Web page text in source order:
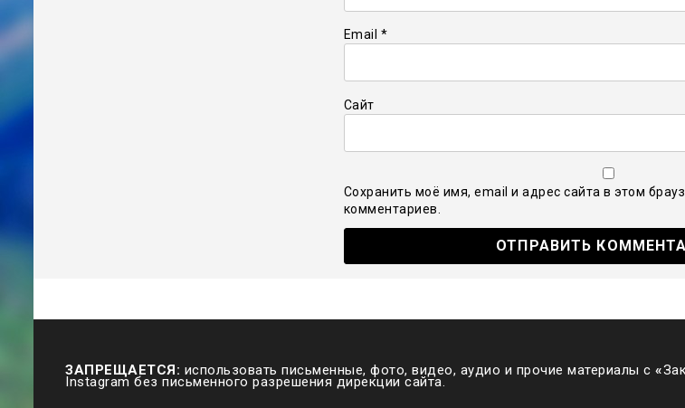
Email *
Сайт
Сохранить моё имя, email и адрес сайта в этом
комментариев.
ЗАПРЕЩАЕТСЯ: использовать письменные, фото, видео, аудио и прочие материалы с «
Instagram без письменного разрешения дирекции сайта.